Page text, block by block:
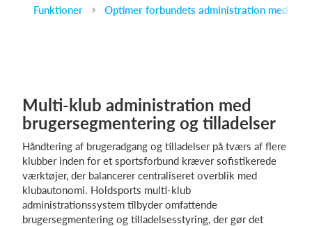
Kontingentopkrævning
Hjemmeside
Webshop
Billetsystem
Hvad koster det?
Funktioner Optimer forbundets administration med
Multi-klub administration med
brugersegmentering og tilladelser
Håndtering af brugeradgang og tilladelser på tværs af flere
klubber inden for et sportsforbund kræver sofistikerede
værktøjer, der balancerer centraliseret overblik med
klubautonomi. Holdsports multi-klub
administrationssystem tilbyder omfattende
brugersegmentering og tilladelsesstyring, der gør det